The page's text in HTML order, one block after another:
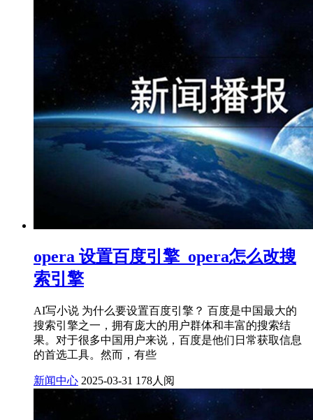
opera 设置百度引擎_opera怎么改搜
索引擎
AI写小说 为什么要设置百度引擎？ 百度是中国最大的
搜索引擎之一，拥有庞大的用户群体和丰富的搜索结
果。对于很多中国用户来说，百度是他们日常获取信息
的首选工具。然而，有些
新闻中心 2025-03-31 178人阅